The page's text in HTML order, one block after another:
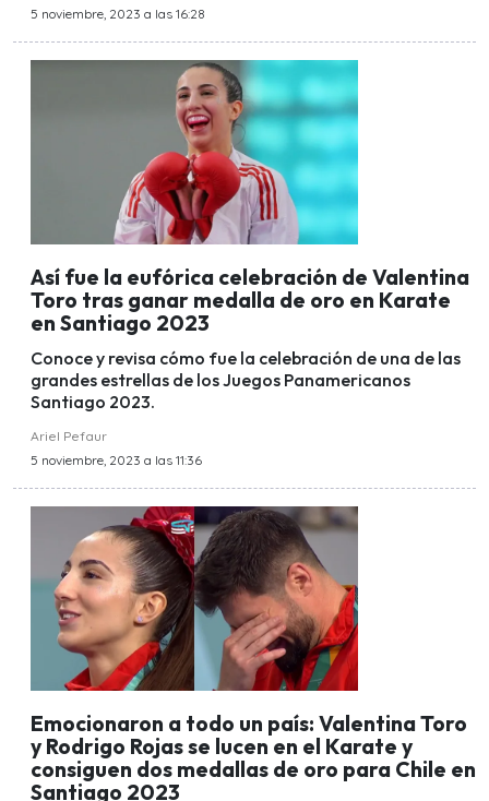
5 noviembre, 2023 a las 16:28
Así fue la eufórica celebración de Valentina
Toro tras ganar medalla de oro en Karate
en Santiago 2023
Conoce y revisa cómo fue la celebración de una de las
grandes estrellas de los Juegos Panamericanos
Santiago 2023.
Ariel Pefaur
5 noviembre, 2023 a las 11:36
Emocionaron a todo un país: Valentina Toro
y Rodrigo Rojas se lucen en el Karate y
consiguen dos medallas de oro para Chile en
Santiago 2023